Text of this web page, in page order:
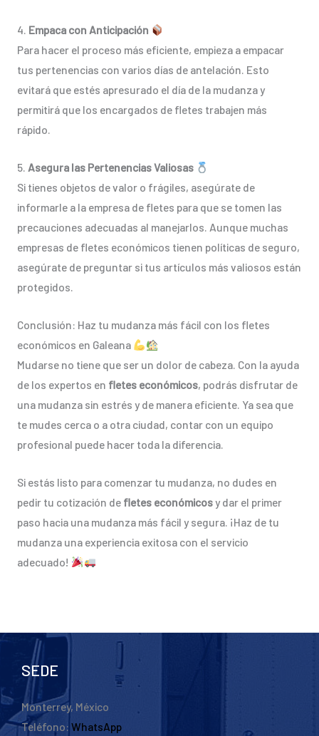
4. Empaca con Anticipación
Para hacer el proceso más eficiente, empieza a empacar
tus pertenencias con varios días de antelación. Esto
evitará que estés apresurado el día de la mudanza y
permitirá que los encargados de fletes trabajen más
rápido.
5. Asegura las Pertenencias Valiosas
Si tienes objetos de valor o frágiles, asegúrate de
informarle a la empresa de fletes para que se tomen las
precauciones adecuadas al manejarlos. Aunque muchas
empresas de fletes económicos tienen políticas de seguro,
asegúrate de preguntar si tus artículos más valiosos están
protegidos.
Conclusión: Haz tu mudanza más fácil con los fletes
económicos en Galeana
Mudarse no tiene que ser un dolor de cabeza. Con la ayuda
de los expertos en fletes económicos, podrás disfrutar de
una mudanza sin estrés y de manera eficiente. Ya sea que
te mudes cerca o a otra ciudad, contar con un equipo
profesional puede hacer toda la diferencia.
Si estás listo para comenzar tu mudanza, no dudes en
pedir tu cotización de fletes económicosy dar el primer
paso hacia una mudanza más fácil y segura. ¡Haz de tu
mudanza una experiencia exitosa con el servicio
adecuado!
SEDE
Monterrey, México
Teléfono: WhatsApp